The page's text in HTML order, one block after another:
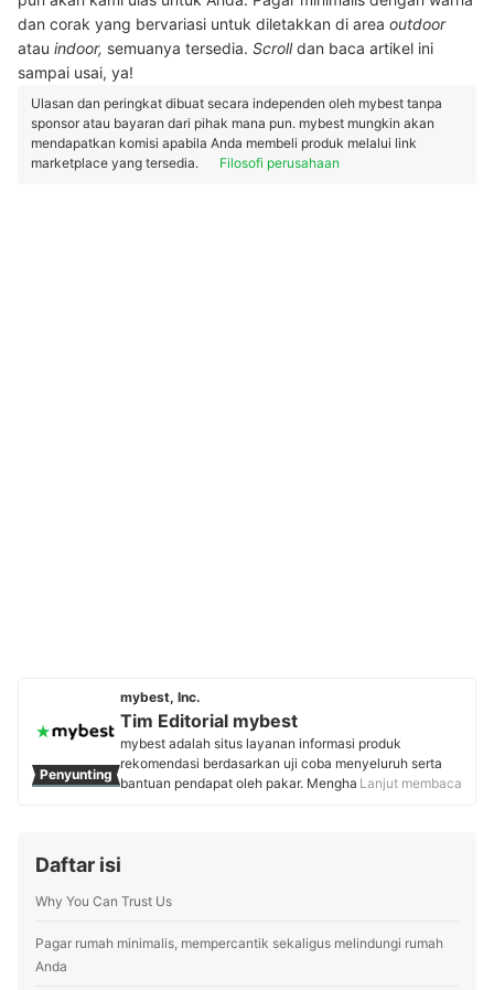
dan corak yang bervariasi untuk diletakkan di area outdoor
atau indoor, semuanya tersedia. Scrolldan baca artikel ini
sampai usai, ya!
Ulasan dan peringkat dibuat secara independen oleh mybest tanpa
sponsor atau bayaran dari pihak mana pun. mybest mungkin akan
mendapatkan komisi apabila Anda membeli produk melalui link
marketplace yang tersedia.
Filosofi perusahaan
Penyunting
mybest, Inc.
Tim Editorial mybest
mybest adalah situs layanan informasi produk
rekomendasi berdasarkan uji coba menyeluruh serta
bantuan pendapat oleh pakar. Menghasilkan konten
Profil Tim Editorial mybest
Lanjut membaca
Daftar isi
Why You Can Trust Us
Pagar rumah minimalis, mempercantik sekaligus melindungi rumah
Anda